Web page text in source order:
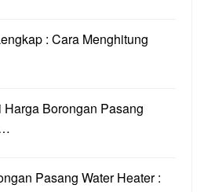
: Cara Menghitung
Harga Borongan Pasang
Pasang Water Heater :